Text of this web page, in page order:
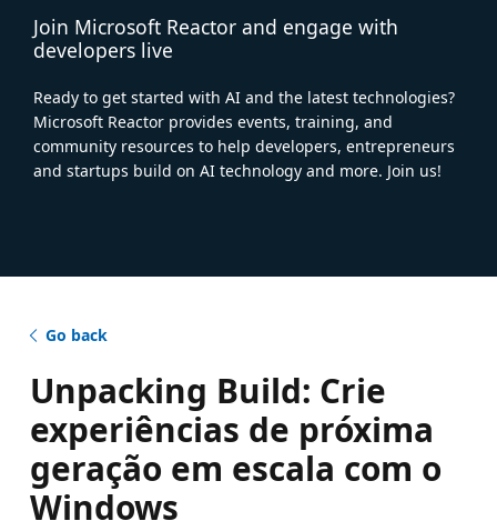
Join Microsoft Reactor and engage with
developers live
Ready to get started with AI and the latest technologies?
Microsoft Reactor provides events, training, and
community resources to help developers, entrepreneurs
and startups build on AI technology and more. Join us!
Go back
Unpacking Build: Crie
experiências de próxima
geração em escala com o
Windows